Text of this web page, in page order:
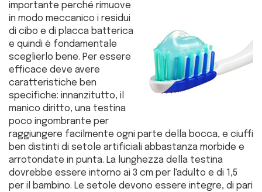
importante perché rimuove
in modo meccanico i residui
di cibo e di placca batterica
e quindi è fondamentale
sceglierlo bene. Per essere
efficace deve avere
caratteristiche ben
specifiche: innanzitutto, il
manico diritto, una testina
poco ingombrante per
raggiungere facilmente ogni parte della bocca, e ciuffi
ben distinti di setole artificiali abbastanza morbide e
arrotondate in punta. La lunghezza della testina
dovrebbe essere intorno ai 3 cm per l'adulto e di 1,5
per il bambino. Le setole devono essere integre, di pari